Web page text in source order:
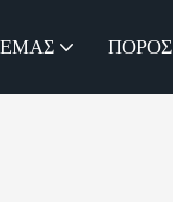
ΕΜΆΣ ΠΌΡΟΣ